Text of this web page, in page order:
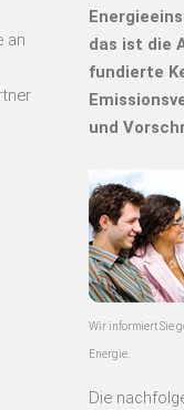
an
das ist die
fundierte
und
Wir informiert Sie
Energie.
Die